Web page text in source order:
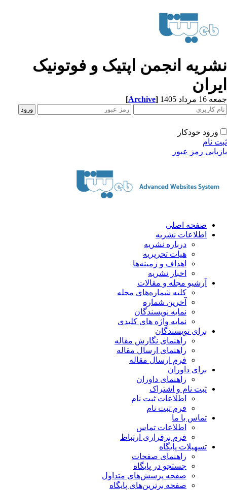
انجمن اپتیک و فوتونیک
مرداد 1405 [Archive]
ورود خودکار
نام
رمز عبور
صفحه اصلی
اطلاعات نشریه
درباره نشریه
هیات تحریریه
اهداف و زمینه‌ها
اخبار نشریه
آرشیو مجله و مقالات
کلیه شماره‌های مجله
آخرین شماره
نمایه نویسندگان
نمایه واژه های کلیدی
برای نویسندگان
راهنمای نگارش مقاله
راهنمای ارسال مقاله
فرم ارسال مقاله
برای داوران
راهنمای داوران
ثبت نام و اشتراک
اطلاعات ثبت نام
فرم ثبت نام
تماس با ما
اطلاعات تماس
فرم برقراری ارتباط
تسهیلات پایگاه
راهنمای صفحات
جستجو در پایگاه
صفحه پرسش‌های متداول
صفحه برترین‌های پایگاه